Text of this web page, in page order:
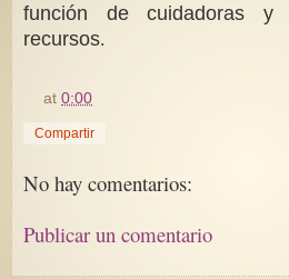
función de cuidadoras y
recursos.
at0:00
Compartir
No hay comentarios:
Publicar un comentario